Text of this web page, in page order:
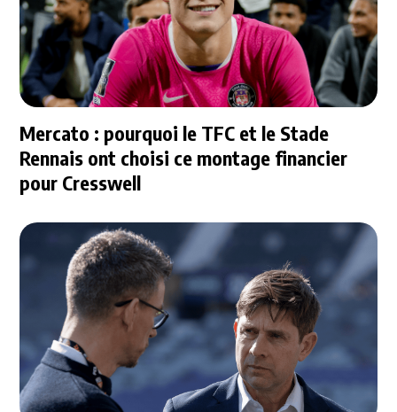
Mercato : pourquoi le TFC et le Stade
Rennais ont choisi ce montage financier
pour Cresswell